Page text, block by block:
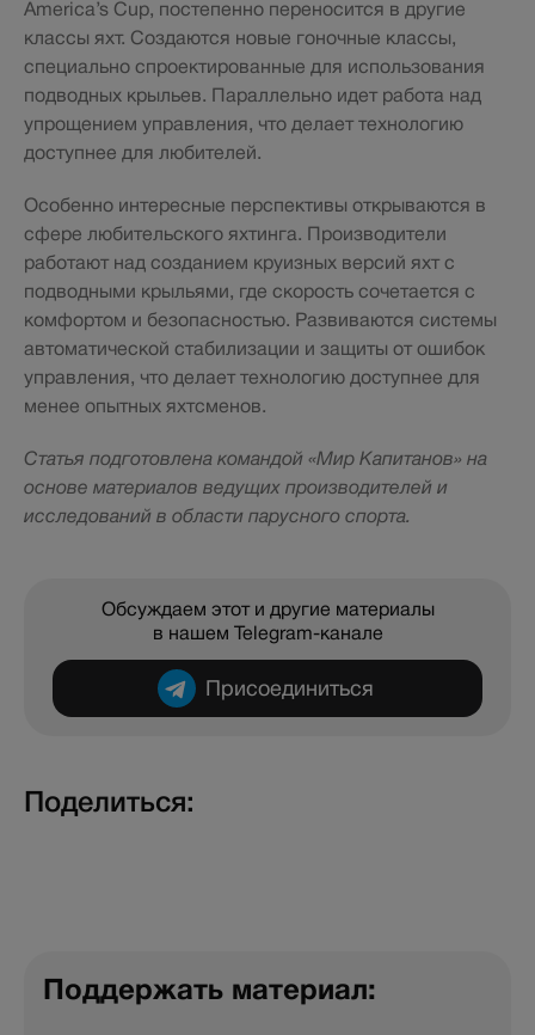
America’s Cup, постепенно переносится в другие
классы яхт. Создаются новые гоночные классы,
специально спроектированные для использования
подводных крыльев. Параллельно идет работа над
упрощением управления, что делает технологию
доступнее для любителей.
Особенно интересные перспективы открываются в
сфере любительского яхтинга. Производители
работают над созданием круизных версий яхт с
подводными крыльями, где скорость сочетается с
комфортом и безопасностью. Развиваются системы
автоматической стабилизации и защиты от ошибок
управления, что делает технологию доступнее для
менее опытных яхтсменов.
Статья подготовлена командой «Мир Капитанов» на
основе материалов ведущих производителей и
исследований в области парусного спорта.
Обсуждаем этот и другие материалы
в нашем Telegram-канале
Присоединиться
Поделиться:
Поддержать материал: